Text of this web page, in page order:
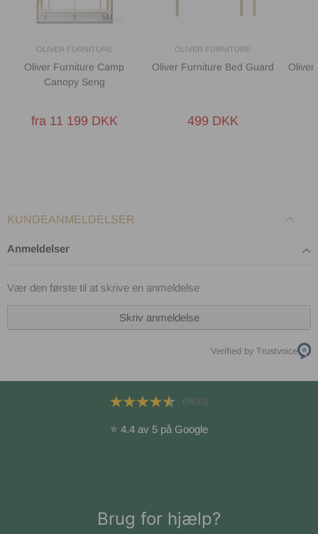
OLIVER FURNITURE
Oliver Furniture Camp
Canopy Seng
fra 11 199 DKK
OLIVER FURNITURE
Oliver Furniture Bed Guard
499 DKK
Oliver
KUNDEANMELDELSER
Anmeldelser
Vær den første til at skrive en anmeldelse
Skriv anmeldelse
Verified by Trustvoice
(9533)
⭐ 4.4 av 5 på Google
Brug for hjælp?